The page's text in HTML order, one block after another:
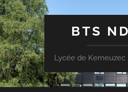
BTS
Lycée de